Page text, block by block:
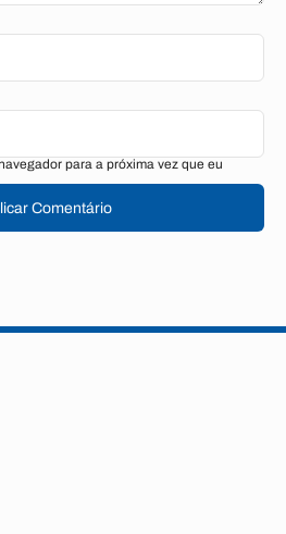
para a próxima vez que eu
Comentário